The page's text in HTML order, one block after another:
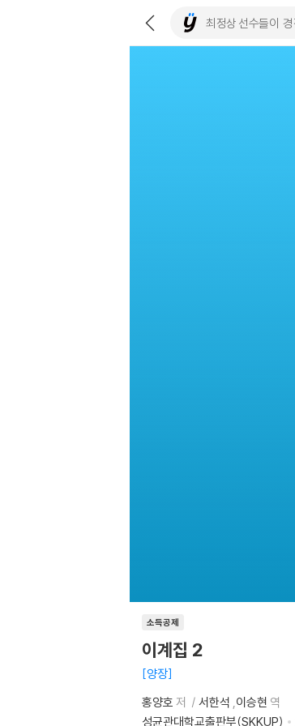
소득공제
이계집 2
양장
홍양호 저 서한석 ,이승현 역
성균관대학교출판부(SKKUP)